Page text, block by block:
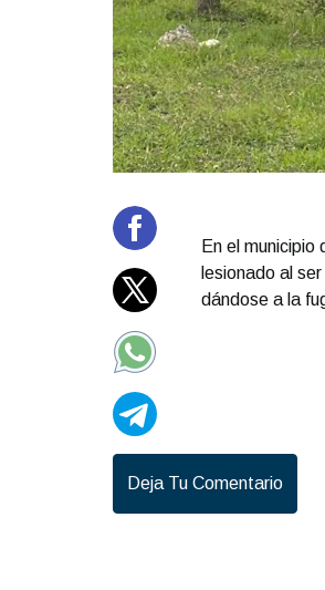
En el
lesionado al
dándose a la
Deja Tu Comentario